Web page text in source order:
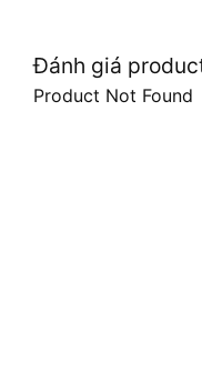
Đánh giá
Product Not Found